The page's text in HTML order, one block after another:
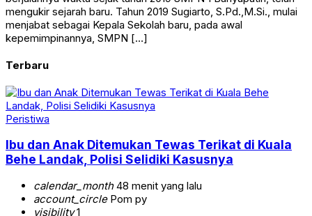
mengukir sejarah baru. Tahun 2019 Sugiarto, S.Pd.,M.Si., mulai
menjabat sebagai Kepala Sekolah baru, pada awal
kepemimpinannya, SMPN […]
Terbaru
Peristiwa
Ibu dan Anak Ditemukan Tewas Terikat di Kuala
Behe Landak, Polisi Selidiki Kasusnya
calendar_month48 menit yang lalu
account_circlePom py
visibility1